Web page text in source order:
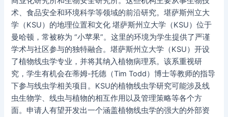
术、食品安全和环境科学等领域的前沿研究。堪萨斯州立大
学（KSU）的地理位置和文化 堪萨斯州立大学（KSU）位于
曼哈顿，常被称为 “小苹果”。这里的环境为学生提供了严谨
学术与社区参与的独特融合。堪萨斯州立大学（KSU）开设
了植物线虫学专业，并将其纳入植物病理系。该系重视研
究，学生有机会在蒂姆-托德（Tim Todd）博士等教师的指导
下参与线虫学相关项目。KSU的植物线虫学研究可能涉及线
虫生物学、线虫与植物的相互作用以及管理策略等各个方
面。申请人有望开发出一个涵盖植物线虫学的强大的外部资